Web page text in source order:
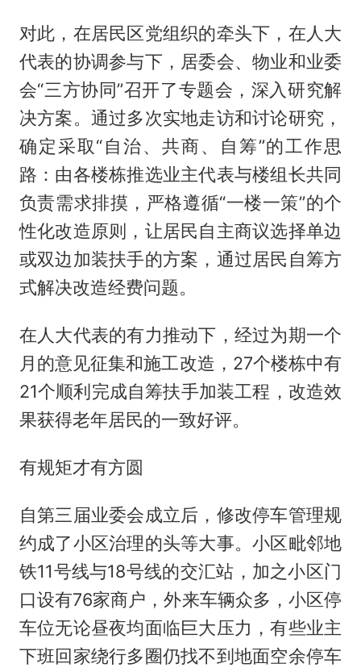
对此，在居民区党组织的牵头下，在人大
代表的协调参与下，居委会、物业和业委
会“三方协同”召开了专题会，深入研究解
决方案。通过多次实地走访和讨论研究，
确定采取“自治、共商、自筹”的工作思
路：由各楼栋推选业主代表与楼组长共同
负责需求排摸，严格遵循“一楼一策”的个
性化改造原则，让居民自主商议选择单边
或双边加装扶手的方案，通过居民自筹方
式解决改造经费问题。
在人大代表的有力推动下，经过为期一个
月的意见征集和施工改造，27个楼栋中有
21个顺利完成自筹扶手加装工程，改造效
果获得老年居民的一致好评。
有规矩才有方圆
自第三届业委会成立后，修改停车管理规
约成了小区治理的头等大事。小区毗邻地
铁11号线与18号线的交汇站，加之小区门
口设有76家商户，外来车辆众多，小区停
车位无论昼夜均面临巨大压力，有些业主
下班回家绕行多圈仍找不到地面空余停车